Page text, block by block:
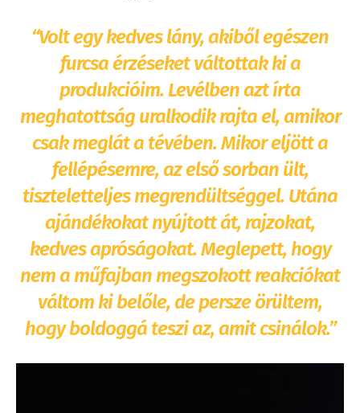
“Volt egy kedves lány, akiből egészen
furcsa érzéseket váltottak ki a
produkcióim. Levélben azt írta
meghatottság uralkodik rajta el, amikor
csak meglát a tévében. Mikor eljött a
fellépésemre, az első sorban ült,
tiszteletteljes megrendültséggel. Utána
ajándékokat nyújtott át, rajzokat,
kedves apróságokat. Meglepett, hogy
nem a műfajban megszokott reakciókat
váltom ki belőle, de persze örültem,
hogy boldoggá teszi az, amit csinálok.”